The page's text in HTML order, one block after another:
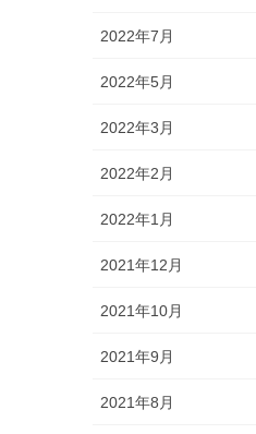
2022年7月
2022年5月
2022年3月
2022年2月
2022年1月
2021年12月
2021年10月
2021年9月
2021年8月